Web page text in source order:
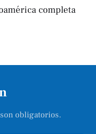
completa
obligatorios.